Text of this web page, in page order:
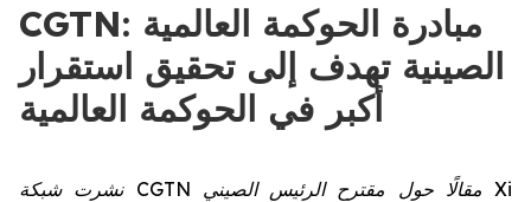
CGTN: مبادرة الحوكمة العالمية
الصينية تهدف إلى تحقيق استقرار
أكبر في الحوكمة العالمية
نشرت شبكة CGTN مقالًا حول مقترح الرئيس الصيني Xi